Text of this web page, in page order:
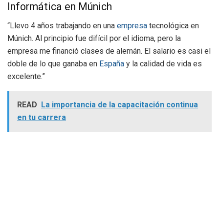
Informática en Múnich
“Llevo 4 años trabajando en una empresa tecnológica en
Múnich. Al principio fue difícil por el idioma, pero la
empresa me financió clases de alemán. El salario es casi el
doble de lo que ganaba en España y la calidad de vida es
excelente.”
READ La importancia de la capacitación continua
en tu carrera